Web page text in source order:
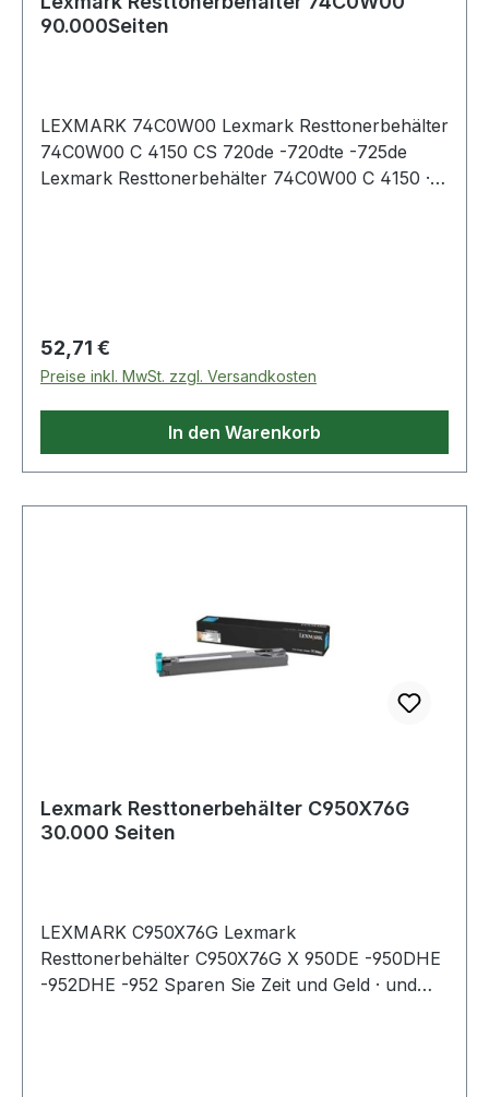
90.000Seiten
LEXMARK 74C0W00 Lexmark Resttonerbehälter
74C0W00 C 4150 CS 720de -720dte -725de
Lexmark Resttonerbehälter 74C0W00 C 4150 ·
Regulärer Preis:
52,71 €
Preise inkl. MwSt. zzgl. Versandkosten
In den Warenkorb
Lexmark Resttonerbehälter C950X76G
30.000 Seiten
LEXMARK C950X76G Lexmark
Resttonerbehälter C950X76G X 950DE -950DHE
-952DHE -952 Sparen Sie Zeit und Geld · und